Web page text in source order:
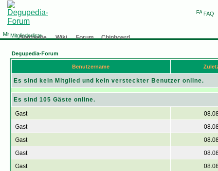
FAQ
Mitgliederliste
Startseite Wiki Forum Chinboard
Degupedia-Forum
Benutzername
Es sind kein Mitglied und kein versteckter Benutzer online.
Es sind 105 Gäste online.
Gast
Gast
Gast
Gast
Gast